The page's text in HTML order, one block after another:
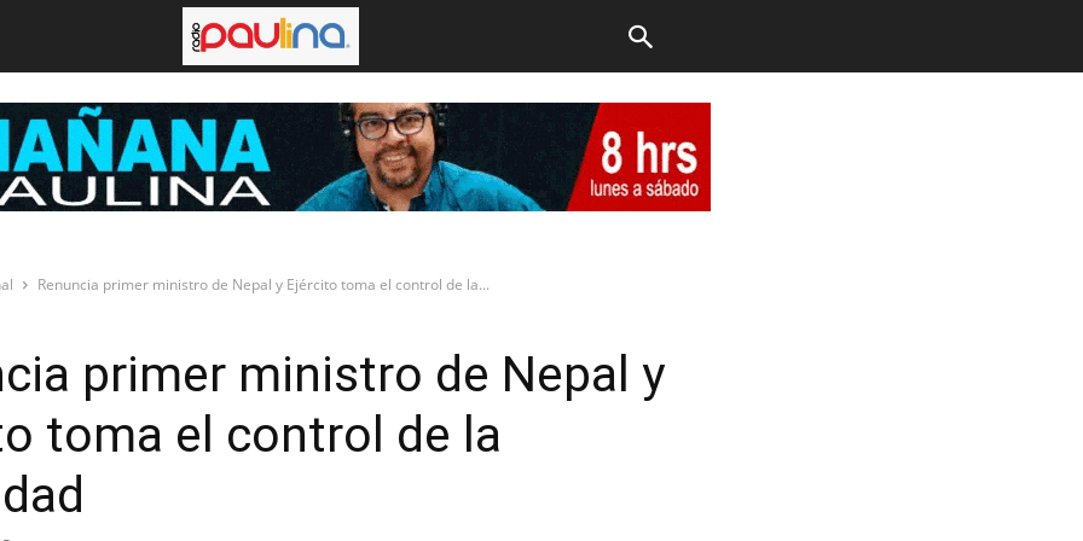
Renuncia primer ministro de Nepal y Ejército toma el control de la...
primer ministro de Nepal y
toma el control de la